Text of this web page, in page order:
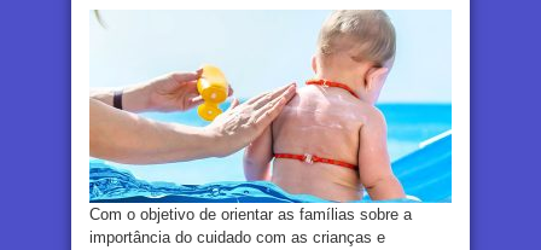
Com o objetivo de orientar as famílias sobre a
importância do cuidado com as crianças e